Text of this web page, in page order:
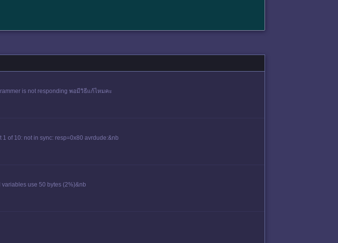
is not responding พอมีวิธีแก้ไหมคะ
of 10: not in sync: resp=0x80 avrdude:&nb
use 50 bytes (2%)&nb